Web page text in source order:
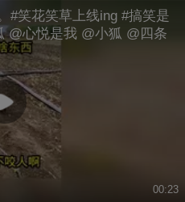
#笑花笑草上线ing #搞笑是
@心悦是我 @小狐 @四条
00:23